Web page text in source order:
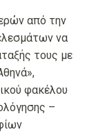
από την
να
τους με
φακέλου
–